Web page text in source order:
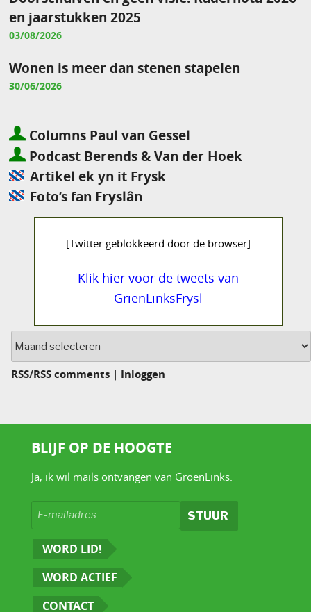
en jaarstukken 2025
03/08/2026
Wonen is meer dan stenen stapelen
30/06/2026
Columns Paul van Gessel
Podcast Berends & Van der Hoek
Artikel ek yn it Frysk
Foto’s fan Fryslân
[Twitter geblokkeerd door de browser]
Klik hier voor de tweets van
GrienLinksFrysl
RSS/RSS comments | Inloggen
BLIJF OP DE HOOGTE
Ja, ik wil mails ontvangen van GroenLinks.
WORD LID!
WORD ACTIEF
CONTACT